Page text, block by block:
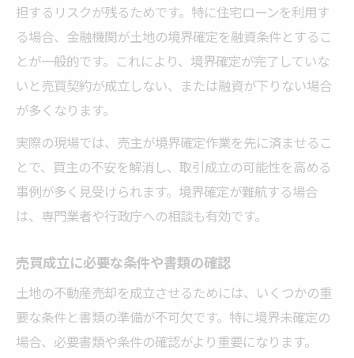
担するリスクが残るためです。特に住宅ローンを利用す
る場合、金融機関が土地の境界確定を融資条件とするこ
とが一般的です。これにより、境界確定が完了していな
いと売買契約が成立しない、または融資が下りない場合
が多くなります。
実際の現場では、売主が境界確定作業を先に済ませるこ
とで、買主の不安を解消し、取引成立の可能性を高める
事例が多く見受けられます。境界確定が難航する場合
は、専門業者や行政庁への相談も有効です。
売買成立に必要な条件や書類の確認
土地の不動産売却を成立させるためには、いくつかの重
要な条件と書類の準備が不可欠です。特に境界未確定の
場合、必要書類や条件の確認がより重要になります。